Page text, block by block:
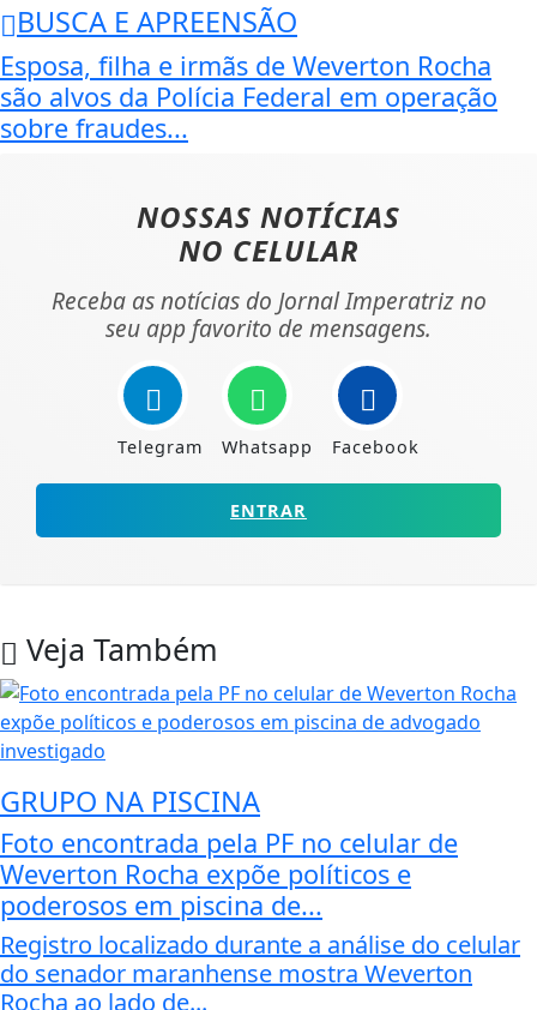
BUSCA E APREENSÃO
Esposa, filha e irmãs de Weverton Rocha
são alvos da Polícia Federal em operação
sobre fraudes...
NOSSAS NOTÍCIAS
NO CELULAR
Receba as notícias do Jornal Imperatriz no
seu app favorito de mensagens.
Telegram Whatsapp Facebook
ENTRAR
Veja Também
GRUPO NA PISCINA
Foto encontrada pela PF no celular de
Weverton Rocha expõe políticos e
poderosos em piscina de...
Registro localizado durante a análise do celular
do senador maranhense mostra Weverton
Rocha ao lado de...